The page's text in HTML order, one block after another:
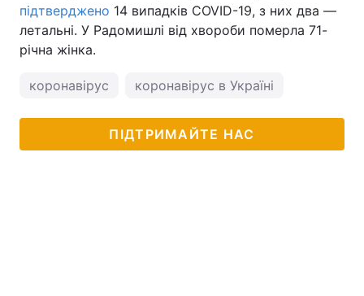
підтверджено 14 випадків COVID-19, з них два —
летальні. У Радомишлі від хвороби померла 71-
річна жінка.
коронавірус коронавірус в Україні
ПІДТРИМАЙТЕ НАС